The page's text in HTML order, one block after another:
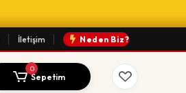
İletişim Neden Biz?
0
Sepetim